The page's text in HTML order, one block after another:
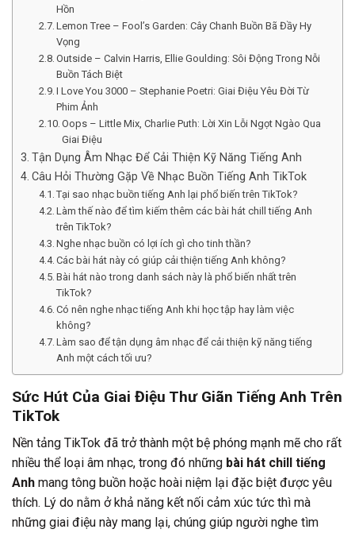
Hồn
Lemon Tree – Fool’s Garden: Cây Chanh Buồn Bã Đầy Hy
Vọng
Outside – Calvin Harris, Ellie Goulding: Sôi Động Trong Nỗi
Buồn Tách Biệt
I Love You 3000 – Stephanie Poetri: Giai Điệu Yêu Đời Từ
Phim Ảnh
Oops – Little Mix, Charlie Puth: Lời Xin Lỗi Ngọt Ngào Qua
Giai Điệu
Tận Dụng Âm Nhạc Để Cải Thiện Kỹ Năng Tiếng Anh
Câu Hỏi Thường Gặp Về Nhạc Buồn Tiếng Anh TikTok
Tại sao nhạc buồn tiếng Anh lại phổ biến trên TikTok?
Làm thế nào để tìm kiếm thêm các bài hát chill tiếng Anh
trên TikTok?
Nghe nhạc buồn có lợi ích gì cho tinh thần?
Các bài hát này có giúp cải thiện tiếng Anh không?
Bài hát nào trong danh sách này là phổ biến nhất trên
TikTok?
Có nên nghe nhạc tiếng Anh khi học tập hay làm việc
không?
Làm sao để tận dụng âm nhạc để cải thiện kỹ năng tiếng
Anh một cách tối ưu?
Sức Hút Của Giai Điệu Thư Giãn Tiếng Anh Trên
TikTok
Nền tảng TikTok đã trở thành một bệ phóng mạnh mẽ cho rất
nhiều thể loại âm nhạc, trong đó những bài hát chill tiếng
Anh mang tông buồn hoặc hoài niệm lại đặc biệt được yêu
thích. Lý do nằm ở khả năng kết nối cảm xúc tức thì mà
những giai điệu này mang lại, chúng giúp người nghe tìm